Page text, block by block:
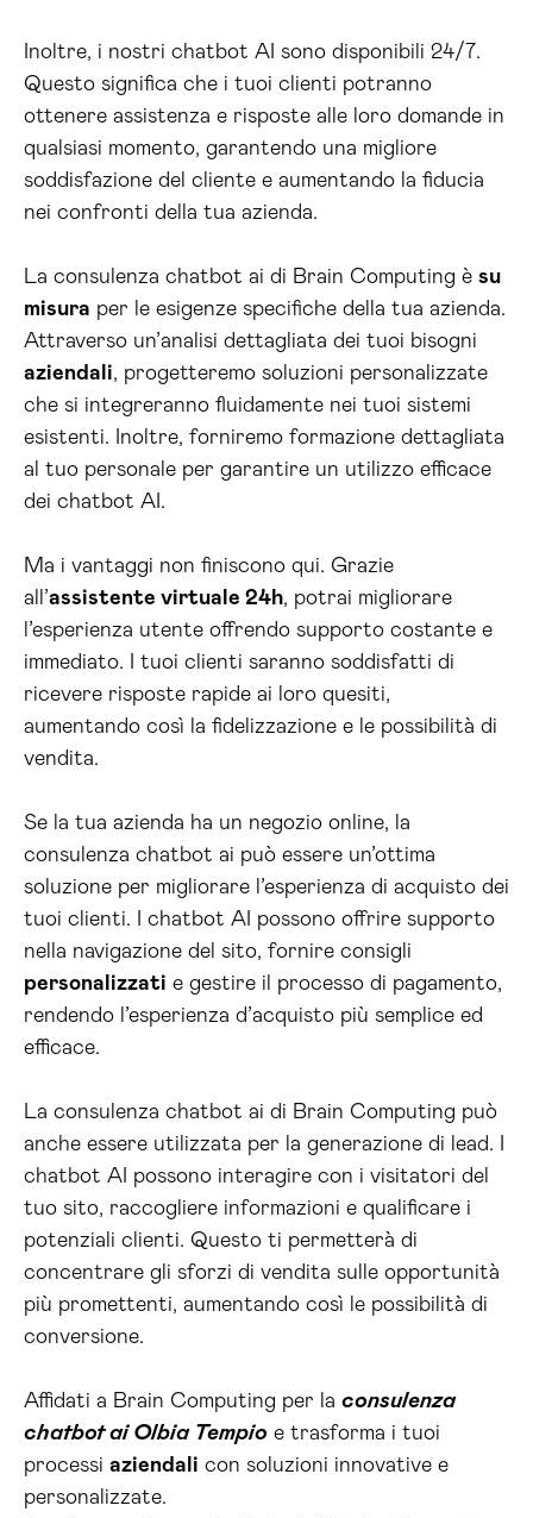
Inoltre, i nostri chatbot AI sono disponibili 24/7.
Questo significa che i tuoi clienti potranno
ottenere assistenza e risposte alle loro domande in
qualsiasi momento, garantendo una migliore
soddisfazione del cliente e aumentando la fiducia
nei confronti della tua azienda.
La consulenza chatbot ai di Brain Computing è su
misura per le esigenze specifiche della tua azienda.
Attraverso un’analisi dettagliata dei tuoi bisogni
aziendali, progetteremo soluzioni personalizzate
che si integreranno fluidamente nei tuoi sistemi
esistenti. Inoltre, forniremo formazione dettagliata
al tuo personale per garantire un utilizzo efficace
dei chatbot AI.
Ma i vantaggi non finiscono qui. Grazie
all’assistente virtuale 24h, potrai migliorare
l’esperienza utente offrendo supporto costante e
immediato. I tuoi clienti saranno soddisfatti di
ricevere risposte rapide ai loro quesiti,
aumentando così la fidelizzazione e le possibilità di
vendita.
Se la tua azienda ha un negozio online, la
consulenza chatbot ai può essere un’ottima
soluzione per migliorare l’esperienza di acquisto dei
tuoi clienti. I chatbot AI possono offrire supporto
nella navigazione del sito, fornire consigli
personalizzati e gestire il processo di pagamento,
rendendo l’esperienza d’acquisto più semplice ed
efficace.
La consulenza chatbot ai di Brain Computing può
anche essere utilizzata per la generazione di lead. I
chatbot AI possono interagire con i visitatori del
tuo sito, raccogliere informazioni e qualificare i
potenziali clienti. Questo ti permetterà di
concentrare gli sforzi di vendita sulle opportunità
più promettenti, aumentando così le possibilità di
conversione.
Affidati a Brain Computing per la consulenza
chatbot ai Olbia Tempio e trasforma i tuoi
processi aziendali con soluzioni innovative e
personalizzate.